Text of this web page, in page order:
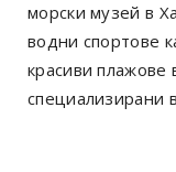
морски музей в
водни спортове
красиви плажове
специализирани